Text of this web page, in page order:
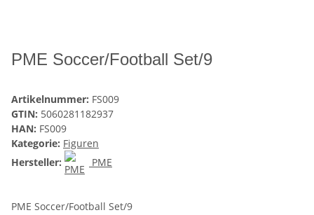
PME Soccer/Football Set/9
Artikelnummer: FS009
GTIN: 5060281182937
HAN: FS009
Kategorie: Figuren
Hersteller:
PME
PME Soccer/Football Set/9